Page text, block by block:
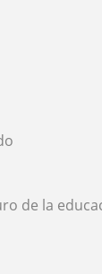
de la